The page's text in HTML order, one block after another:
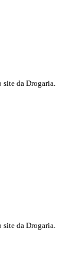
da Drogaria.
da Drogaria.